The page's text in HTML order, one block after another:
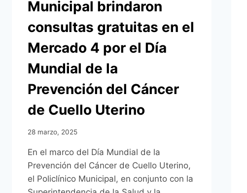
Municipal brindaron
consultas gratuitas en el
Mercado 4 por el Día
Mundial de la
Prevención del Cáncer
de Cuello Uterino
28 marzo, 2025
En el marco del Día Mundial de la
Prevención del Cáncer de Cuello Uterino,
el Policlínico Municipal, en conjunto con la